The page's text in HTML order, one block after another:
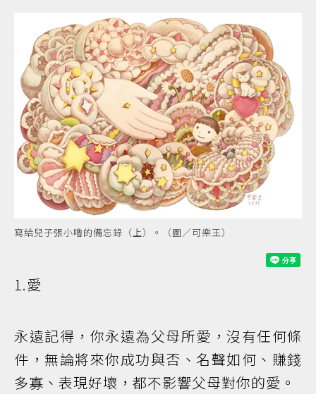
寫給兒子張小嚕的備忘錄（上）。（圖／可樂王）
1.愛
永遠記得，你永遠為父母所愛，沒有任何條
件，無論將來你成功與否、名聲如何、賺錢
多寡、表現好壞，都不影響父母對你的愛。